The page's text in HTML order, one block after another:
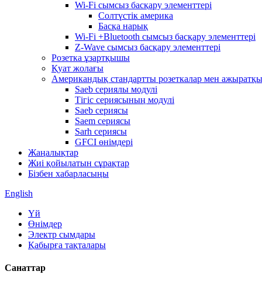
Wi-Fi сымсыз басқару элементтері
Солтүстік америка
Басқа нарық
Wi-Fi +Bluetooth сымсыз басқару элементтері
Z-Wave сымсыз басқару элементтері
Розетка ұзартқышы
Қуат жолағы
Американдық стандартты розеткалар мен
Saeb сериялы модулі
Тігіс сериясының модулі
Saeb сериясы
Saem сериясы
Sarh сериясы
GFCI өнімдері
Жаңалықтар
Жиі қойылатын сұрақтар
Бізбен хабарласыңы
English
Үй
Өнімдер
Электр сымдары
Қабырға тақталары
Санаттар